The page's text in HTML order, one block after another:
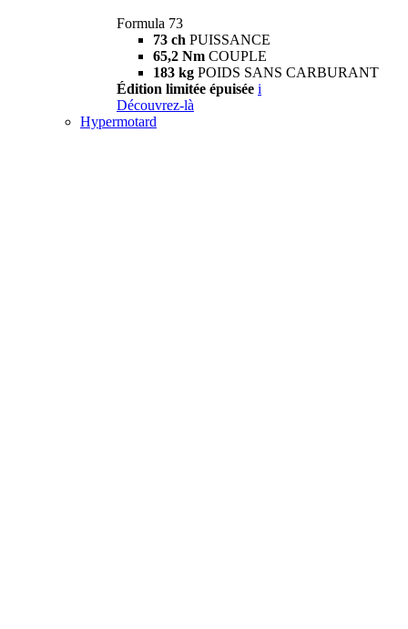
Formula 73
73 ch PUISSANCE
65,2 Nm COUPLE
183 kg POIDS SANS CARBURANT
Édition limitée épuisée i
Découvrez-là
Hypermotard